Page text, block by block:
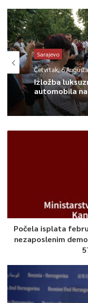
Sarajevo
Četvrtak, 6
Izložba
automobila
Počela isplata
nezaposlenim